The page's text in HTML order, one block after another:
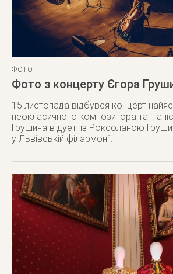
ФОТО
Фото з концерту Єгора
15 листопада відбувся концерт
неокласичного композитора та
Грушина в дуеті із Роксоланою
у Львівській філармонії.